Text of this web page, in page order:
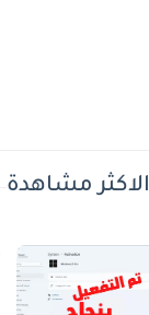
الاكثر مشاهدة